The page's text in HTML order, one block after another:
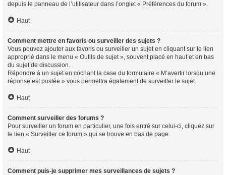
depuis le panneau de l’utilisateur dans l’onglet « Préférences du forum ».
Haut
Comment mettre en favoris ou surveiller des sujets ?
Vous pouvez ajouter aux favoris ou surveiller un sujet en cliquant sur le lien
approprié dans le menu « Outils de sujet », souvent placé en haut et en bas
du sujet de discussion.
Répondre à un sujet en cochant la case du formulaire « M’avertir lorsqu’une
réponse est postée » vous permettra également de surveiller le sujet.
Haut
Comment surveiller des forums ?
Pour surveiller un forum en particulier, une fois entré sur celui-ci, cliquez sur
le lien « Surveiller ce forum » qui se trouve en bas de page.
Haut
Comment puis-je supprimer mes surveillances de sujets ?